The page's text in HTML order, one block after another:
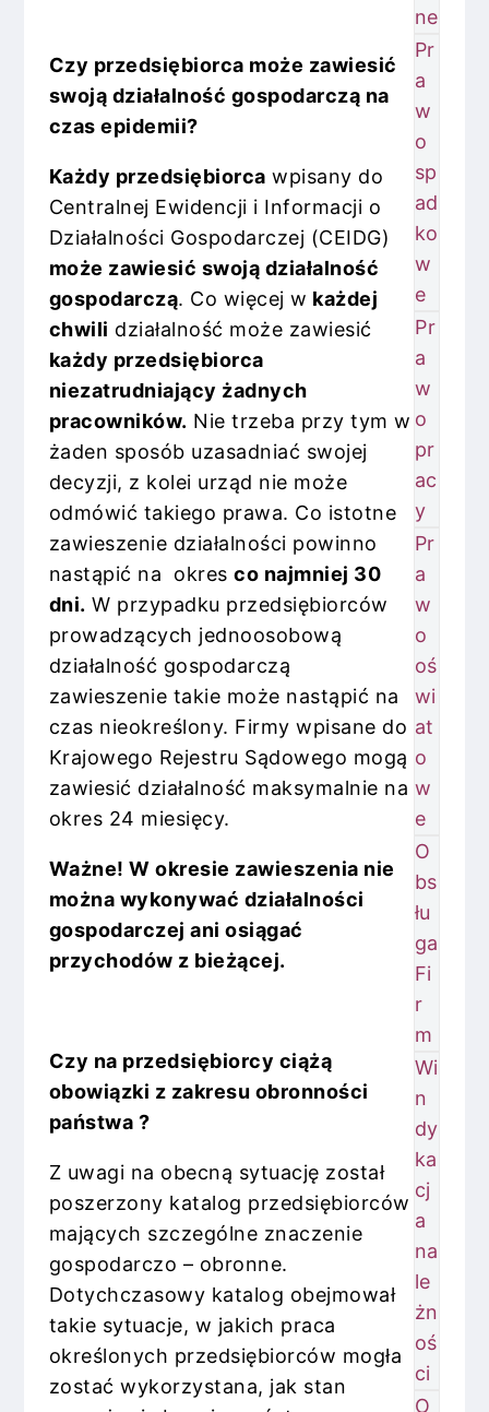
Czy przedsiębiorca może zawiesić
swoją działalność gospodarczą na
czas epidemii?
Każdy przedsiębiorca wpisany do
Centralnej Ewidencji i Informacji o
Działalności Gospodarczej (CEIDG)
może zawiesić swoją działalność
gospodarczą. Co więcej w każdej
chwili działalność może zawiesić
każdy przedsiębiorca
niezatrudniający żadnych
pracowników. Nie trzeba przy tym w
żaden sposób uzasadniać swojej
decyzji, z kolei urząd nie może
odmówić takiego prawa. Co istotne
zawieszenie działalności powinno
nastąpić na okresco najmniej 30
dni. W przypadku przedsiębiorców
prowadzących jednoosobową
działalność gospodarczą
zawieszenie takie może nastąpić na
czas nieokreślony. Firmy wpisane do
Krajowego Rejestru Sądowego mogą
zawiesić działalność maksymalnie na
okres 24 miesięcy.
Ważne! W okresie zawieszenia nie
można wykonywać działalności
gospodarczej ani osiągać
przychodów z bieżącej.
Czy na przedsiębiorcy ciążą
obowiązki z zakresu obronności
państwa ?
Z uwagi na obecną sytuację został
poszerzony katalog przedsiębiorców
mających szczególne znaczenie
gospodarczo – obronne.
Dotychczasowy katalog obejmował
takie sytuacje, w jakich praca
określonych przedsiębiorców mogła
zostać wykorzystana, jak stan
ne
Pr
a
w
o
sp
ad
ko
w
e
Pr
a
w
o
pr
ac
y
Pr
a
w
o
oś
wi
at
o
w
e
O
bs
łu
ga
Fi
r
m
Wi
n
dy
ka
cj
a
na
le
żn
oś
ci
O